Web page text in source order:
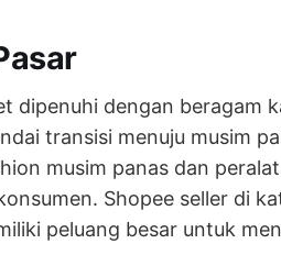
dipenuhi dengan beragam
transisi menuju musim
musim panas dan
Shopee seller di
peluang besar untuk